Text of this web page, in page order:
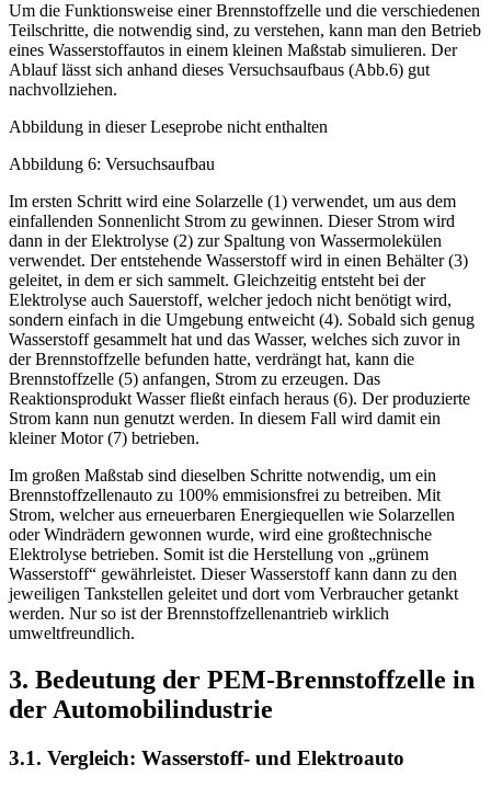
Um die Funktionsweise einer Brennstoffzelle und die verschiedenen
Teilschritte, die notwendig sind, zu verstehen, kann man den Betrieb
eines Wasserstoffautos in einem kleinen Maßstab simulieren. Der
Ablauf lässt sich anhand dieses Versuchsaufbaus (Abb.6) gut
nachvollziehen.
Abbildung in dieser Leseprobe nicht enthalten
Abbildung 6: Versuchsaufbau
Im ersten Schritt wird eine Solarzelle (1) verwendet, um aus dem
einfallenden Sonnenlicht Strom zu gewinnen. Dieser Strom wird
dann in der Elektrolyse (2) zur Spaltung von Wassermolekülen
verwendet. Der entstehende Wasserstoff wird in einen Behälter (3)
geleitet, in dem er sich sammelt. Gleichzeitig entsteht bei der
Elektrolyse auch Sauerstoff, welcher jedoch nicht benötigt wird,
sondern einfach in die Umgebung entweicht (4). Sobald sich genug
Wasserstoff gesammelt hat und das Wasser, welches sich zuvor in
der Brennstoffzelle befunden hatte, verdrängt hat, kann die
Brennstoffzelle (5) anfangen, Strom zu erzeugen. Das
Reaktionsprodukt Wasser fließt einfach heraus (6). Der produzierte
Strom kann nun genutzt werden. In diesem Fall wird damit ein
kleiner Motor (7) betrieben.
Im großen Maßstab sind dieselben Schritte notwendig, um ein
Brennstoffzellenauto zu 100% emmisionsfrei zu betreiben. Mit
Strom, welcher aus erneuerbaren Energiequellen wie Solarzellen
oder Windrädern gewonnen wurde, wird eine großtechnische
Elektrolyse betrieben. Somit ist die Herstellung von „grünem
Wasserstoff“ gewährleistet. Dieser Wasserstoff kann dann zu den
jeweiligen Tankstellen geleitet und dort vom Verbraucher getankt
werden. Nur so ist der Brennstoffzellenantrieb wirklich
umweltfreundlich.
3. Bedeutung der PEM-Brennstoffzelle in
der Automobilindustrie
3.1. Vergleich: Wasserstoff- und Elektroauto